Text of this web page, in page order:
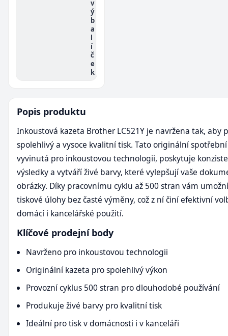
v
ý
b
a
l
í
č
e
k
Popis produktu
Inkoustová kazeta Brother LC521Y je navržena tak, aby
spolehlivý a vysoce kvalitní tisk. Tato originální
vyvinutá pro inkoustovou technologii, poskytuje
výsledky a vytváří živé barvy, které vylepšují vaše
obrázky. Díky pracovnímu cyklu až 500 stran vám
tiskové úlohy bez časté výměny, což z ní činí efektivní
domácí i kancelářské použití.
Klíčové prodejní body
Navrženo pro inkoustovou technologii
Originální kazeta pro spolehlivý výkon
Provozní cyklus 500 stran pro dlouhodobé používání
Produkuje živé barvy pro kvalitní tisk
Ideální pro tisk v domácnosti i v kanceláři